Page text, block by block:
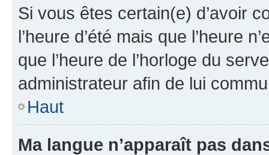
Si vous êtes certain(e) d’avoir
l’heure d’été mais que l’heure
que l’heure de l’horloge du
administrateur afin de lui
Haut
Ma langue n’apparaît pas